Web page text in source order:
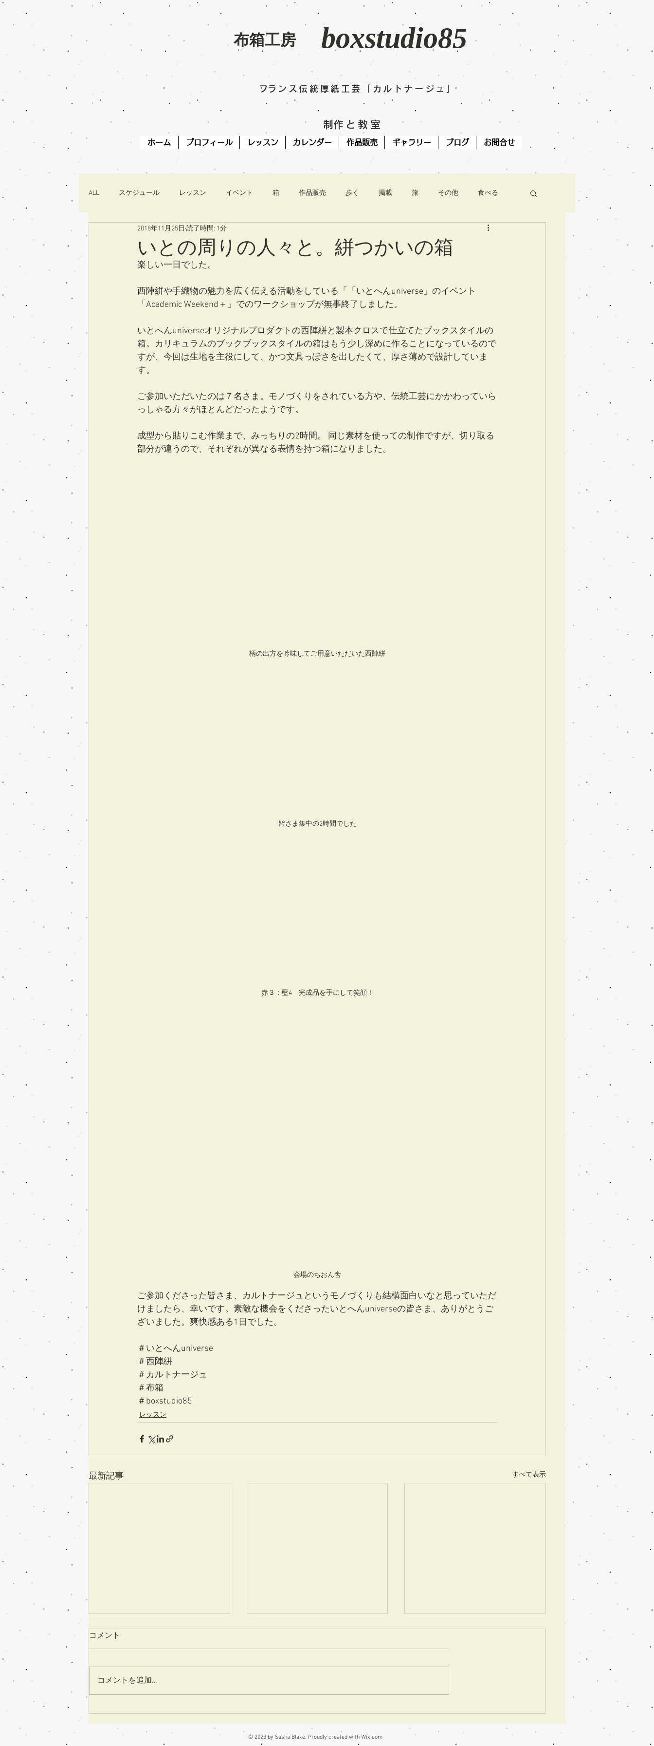
​布箱工房 boxstudio85
​フランス伝統厚紙工芸「カルトナージュ」
​制作と教室
ホーム プロフィール レッスン カレンダー 作品販売 ギャラリー ブログ お問合せ
ALL スケジュール レッスン イベント 箱 作品販売 歩く 掲載 旅 その他 食べる
いとの周りの人々と。絣つかいの箱
2018年11月25日 読了時間: 1分
楽しい一日でした。
西陣絣や手織物の魅力を広く伝える活動をしている「「いとへんuniverse」のイベント
「Academic Weekend＋」でのワークショップが無事終了しました。
いとへんuniverseオリジナルプロダクトの西陣絣と製本クロスで仕立てたブックスタイルの
箱。カリキュラムのブックブックスタイルの箱はもう少し深めに作ることになっているので
すが、今回は生地を主役にして、かつ文具っぽさを出したくて、厚さ薄めで設計していま
す。
ご参加いただいたのは７名さま。モノづくりをされている方や、伝統工芸にかかわっていら
っしゃる方々がほとんどだったようです。
成型から貼りこむ作業まで、みっちりの2時間。 同じ素材を使っての制作ですが、切り取る
部分が違うので、それぞれが異なる表情を持つ箱になりました。
柄の出方を吟味してご用意いただいた西陣絣
皆さま集中の2時間でした
赤３：藍4　完成品を手にして笑顔！
会場のちおん舎
ご参加くださった皆さま、カルトナージュというモノづくりも結構面白いなと思っていただ
けましたら、幸いです。素敵な機会をくださったいとへんuniverseの皆さま、ありがとうご
ざいました。爽快感ある1日でした。
＃いとへんuniverse
＃西陣絣
＃カルトナージュ
＃布箱
＃boxstudio85
レッスン
最新記事 すべて表示
の布でパンプキンボックス
【生徒さん作品】
開催「箱の教室」6月7月のお
知らせ
学べないリアルレッスンの魅
コメント
コメントを追加…
© 2023 by Sasha Blake. Proudly created with Wix.com